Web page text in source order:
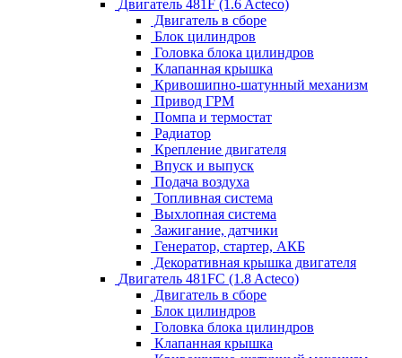
Двигатель 481F (1.6 Acteco)
Двигатель в сборе
Блок цилиндров
Головка блока цилиндров
Клапанная крышка
Кривошипно-шатунный механизм
Привод ГРМ
Помпа и термостат
Радиатор
Крепление двигателя
Впуск и выпуск
Подача воздуха
Топливная система
Выхлопная система
Зажигание, датчики
Генератор, стартер, АКБ
Декоративная крышка двигателя
Двигатель 481FC (1.8 Acteco)
Двигатель в сборе
Блок цилиндров
Головка блока цилиндров
Клапанная крышка